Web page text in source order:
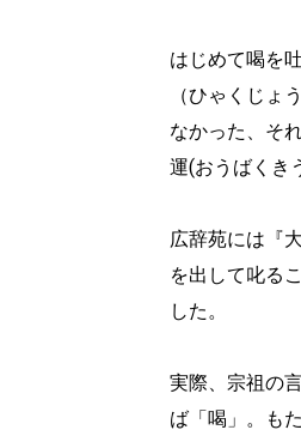
はじめて喝を
（ひゃくじょ
なかった、そ
運(おうばくき
広辞苑には『
を出して叱る
した。
実際、宗祖の
ば「喝」。も